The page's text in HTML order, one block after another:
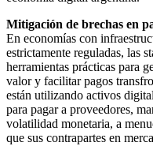
Mitigación de brechas en
En economías con
estrictamente reguladas, las
herramientas prácticas para
valor y facilitar pagos
están utilizando activos
para pagar a proveedores,
volatilidad monetaria, a
que sus contrapartes en